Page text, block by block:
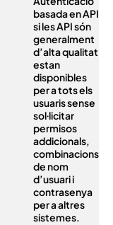
basada en API
si les API són
generalment
d’alta qualitat i
estan
disponibles
per a tots els
usuaris sense
sol·licitar
permisos
addicionals,
combinacions
de nom
d’usuari i
contrasenya
per a altres
sistemes.